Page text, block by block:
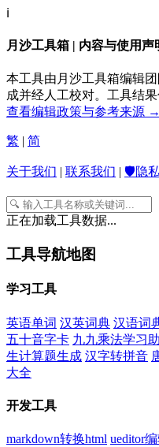
ℹ️
月沙工具箱 | 内容与使用声
本工具由月沙工具箱编辑
成并经人工校对。工具结
查看编辑政策与参考来源 →
繁 简
关于我们 联系我们 🛡️隐
正在加载工具数据...
工具导航地图
学习工具
英语单词 汉英词典 汉语词
五十音字卡 九九乘法学习
生计算题生成 汉字转拼音
大全
开发工具
markdown转换html ueditor